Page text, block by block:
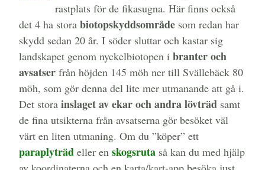
rastplats för de fikasugna. Här finns också
det 4 ha stora biotopskyddsområde som redan har
skydd sedan 20 år. I söder sluttar och kastar sig
landskapet genom nyckelbiotopen i branter och
avsatser från höjden 145 möh ner till Svällebäck 80
möh, som gör denna del lite mer utmanande att gå i.
Det stora inslaget av ekar och andra lövträd samt
de fina utsikterna från avsatserna gör besöket väl
värt en liten utmaning. Om du ”köper” ett
paraplyträd eller en skogsruta så kan du med hjälp